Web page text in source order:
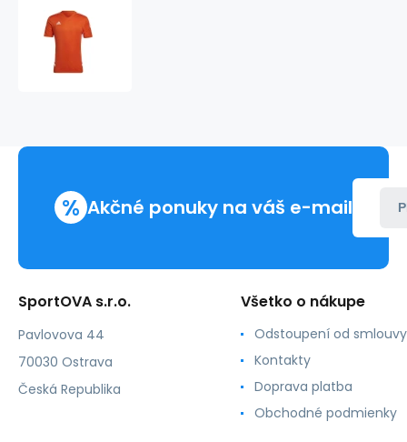
muži
% Akčné ponuky na váš e-mail
SportOVA s.r.o.
Pavlovova 44
70030 Ostrava
Česká Republika
Všetko o nákupe
Odstoupení od smlouvy
Kontakty
Doprava platba
Obchodné podmienky